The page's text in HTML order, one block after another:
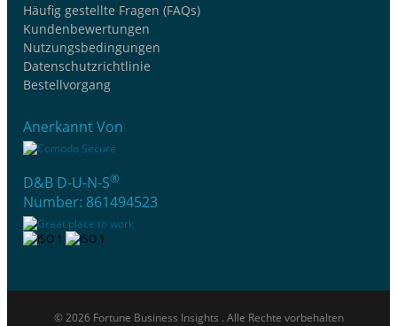
Häufig gestellte Fragen (FAQs)
Kundenbewertungen
Nutzungsbedingungen
Datenschutzrichtlinie
Bestellvorgang
Anerkannt Von
D&B D-U-N-S®
Number: 861494523
© 2026 Fortune Business Insights . Alle Rechte vorbehalten